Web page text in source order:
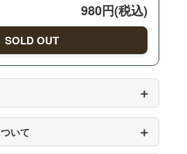
980円(税込)
SOLD OUT
＋
いて ＋